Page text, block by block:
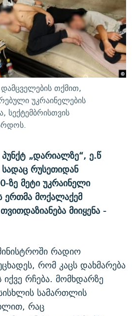
COVID-19
ᲘᲡᲢᲝᲠᲘᲐ
- ᲐᲛᲝᲣᲗᲥᲛᲔᲚᲘ ᲐᲛᲑᲐᲕᲘ
საიტი
თქმით,
უკრაინელების
სექტემბრისთვის
„დარიალზე“, ე.წ
რუსეთიდან
მეტი უკრაინელი
ერთმა მოქალაქემ
მიიყენა -
რადიო
რომ კაცს დახმარება
რჩება. მომხდარზე
სამართლის
რაც